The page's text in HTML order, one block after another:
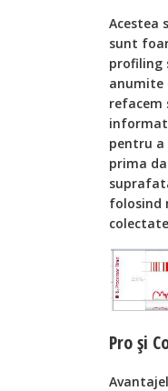
Acestea
sunt
profiling
anumite
refacem
pentru a
prima
folosind
Pro şi